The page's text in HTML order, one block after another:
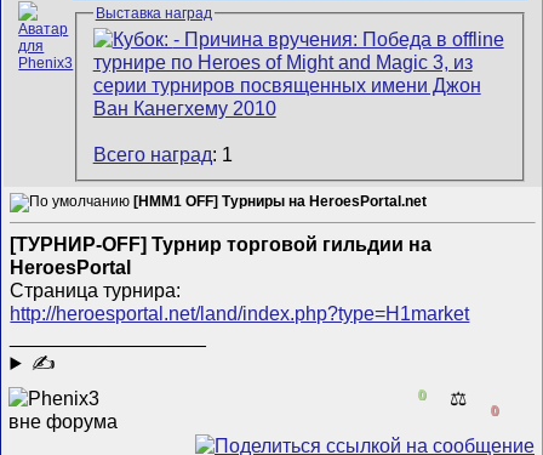
Выставка наград
Всего наград: 1
[HMM1 OFF] Турниры на HeroesPortal.net
[ТУРНИР-OFF] Турнир торговой гильдии на
HeroesPortal
Страница турнира:
http://heroesportal.net/land/index.php?type=H1market
✍
0 ⚖️
0